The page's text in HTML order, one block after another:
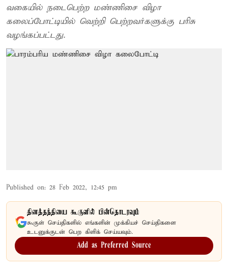
வகையில் நடைபெற்ற மண்ணிசை விழா
கலைப்போட்டியில் வெற்றி பெற்றவர்களுக்கு பரிசு
வழங்கப்பட்டது.
Published on: 28 Feb 2022, 12:45 pm
தினத்தந்தியை கூகுளில் பின்தொடரவும்
கூகுள் செய்திகளில் எங்களின் முக்கியச் செய்திகளை
உடனுக்குடன் பெற கிளிக் செய்யவும்.
Add as Preferred Source